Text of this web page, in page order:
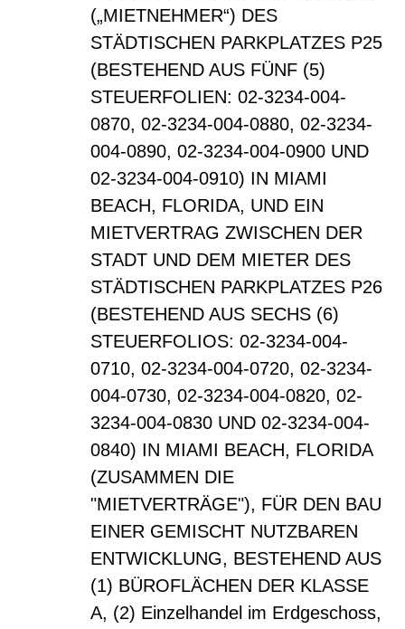
(„MIETNEHMER“) DES
STÄDTISCHEN PARKPLATZES P25
(BESTEHEND AUS FÜNF (5)
STEUERFOLIEN: 02-3234-004-
0870, 02-3234-004-0880, 02-3234-
004-0890, 02-3234-004-0900 UND
02-3234-004-0910) IN MIAMI
BEACH, FLORIDA, UND EIN
MIETVERTRAG ZWISCHEN DER
STADT UND DEM MIETER DES
STÄDTISCHEN PARKPLATZES P26
(BESTEHEND AUS SECHS (6)
STEUERFOLIOS: 02-3234-004-
0710, 02-3234-004-0720, 02-3234-
004-0730, 02-3234-004-0820, 02-
3234-004-0830 UND 02-3234-004-
0840) IN MIAMI BEACH, FLORIDA
(ZUSAMMEN DIE
"MIETVERTRÄGE"), FÜR DEN BAU
EINER GEMISCHT NUTZBAREN
ENTWICKLUNG, BESTEHEND AUS
(1) BÜROFLÄCHEN DER KLASSE
A, (2) Einzelhandel im Erdgeschoss,